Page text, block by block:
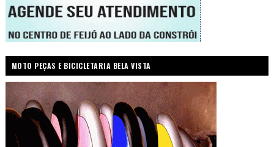
MOTO PEÇAS E BICICLETARIA BELA VISTA